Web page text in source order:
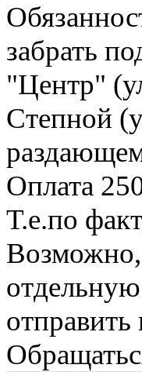
забрать
"Центр"
Степной
Оплата
Т.е.по
Возможно,
отдельную
отправить